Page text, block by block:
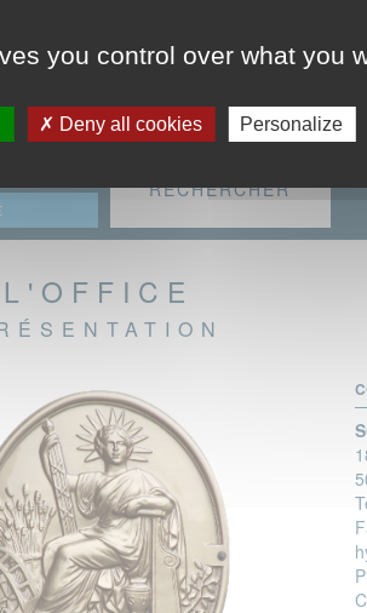
UN BIEN
VILLES
L'OFFICE
you control over what you
Deny all cookies Personalize